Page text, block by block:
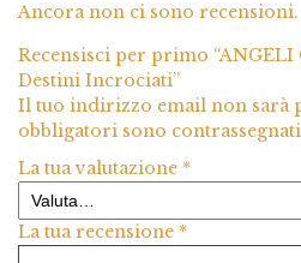
Ancora non ci sono recensioni.
Recensisci per primo “ANGELI
Destini Incrociati”
Il tuo indirizzo email non sarà
obbligatori sono contrassegnati
La tua valutazione *
La tua recensione *